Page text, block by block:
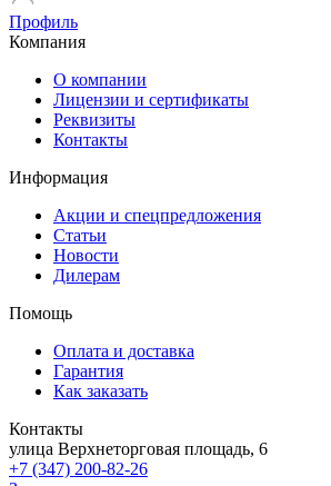
Профиль
Компания
О компании
Лицензии и сертификаты
Реквизиты
Контакты
Информация
Акции и спецпредложения
Статьи
Новости
Дилерам
Помощь
Оплата и доставка
Гарантия
Как заказать
Контакты
улица Верхнеторговая площадь, 6
+7 (347) 200-82-26